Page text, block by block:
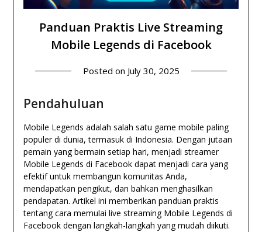
Panduan Praktis Live Streaming
Mobile Legends di Facebook
Posted on July 30, 2025
Pendahuluan
Mobile Legends adalah salah satu game mobile paling
populer di dunia, termasuk di Indonesia. Dengan jutaan
pemain yang bermain setiap hari, menjadi streamer
Mobile Legends di Facebook dapat menjadi cara yang
efektif untuk membangun komunitas Anda,
mendapatkan pengikut, dan bahkan menghasilkan
pendapatan. Artikel ini memberikan panduan praktis
tentang cara memulai live streaming Mobile Legends di
Facebook dengan langkah-langkah yang mudah diikuti.